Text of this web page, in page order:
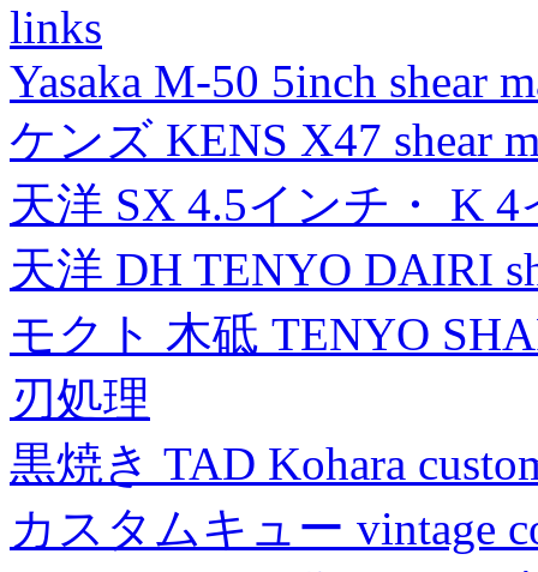
links
Yasaka M-50 5inch shear
ケンズ KENS X47 shear
天洋 SX 4.5インチ・ K
天洋 DH TENYO DAIRI
モクト 木砥 TENYO
刃処理
黒焼き TAD Kohara
カスタムキュー vintage